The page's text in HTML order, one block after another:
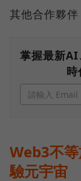
其他合作夥伴
掌握最新AI
Web3不
驗元宇宙